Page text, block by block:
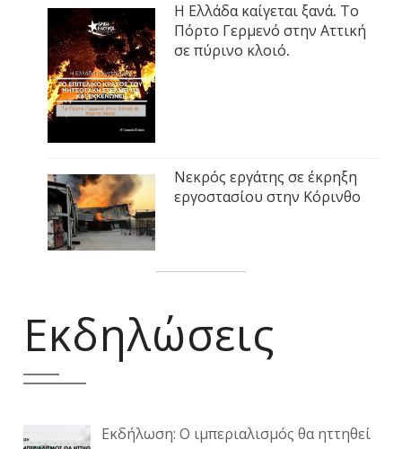
Η Ελλάδα καίγεται ξανά. Το
Πόρτο Γερμενό στην Αττική
σε πύρινο κλοιό.
Νεκρός εργάτης σε έκρηξη
εργοστασίου στην Κόρινθο
Εκδηλώσεις
Εκδήλωση: Ο ιμπεριαλισμός θα ηττηθεί